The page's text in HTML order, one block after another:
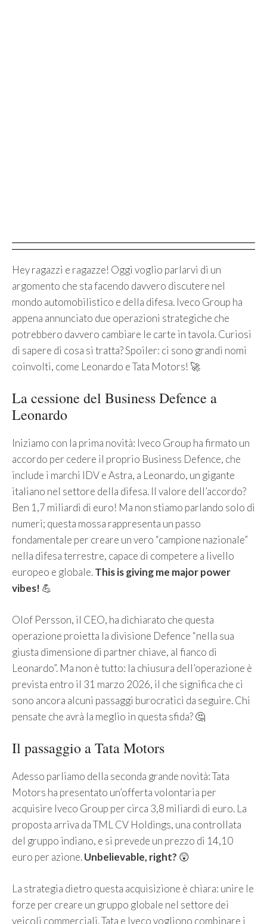
Hey ragazzi e ragazze! Oggi voglio parlarvi di un
argomento che sta facendo davvero discutere nel
mondo automobilistico e della difesa. Iveco Group ha
appena annunciato due operazioni strategiche che
potrebbero davvero cambiare le carte in tavola. Curiosi
di sapere di cosa si tratta? Spoiler: ci sono grandi nomi
coinvolti, come Leonardo e Tata Motors! 🚀
La cessione del Business Defence a
Leonardo
Iniziamo con la prima novità: Iveco Group ha firmato un
accordo per cedere il proprio Business Defence, che
include i marchi IDV e Astra, a Leonardo, un gigante
italiano nel settore della difesa. Il valore dell’accordo?
Ben 1,7 miliardi di euro! Ma non stiamo parlando solo di
numeri; questa mossa rappresenta un passo
fondamentale per creare un vero “campione nazionale”
nella difesa terrestre, capace di competere a livello
europeo e globale.This is giving me major power
vibes! 💪
Olof Persson, il CEO, ha dichiarato che questa
operazione proietta la divisione Defence “nella sua
giusta dimensione di partner chiave, al fianco di
Leonardo”. Ma non è tutto: la chiusura dell’operazione è
prevista entro il 31 marzo 2026, il che significa che ci
sono ancora alcuni passaggi burocratici da seguire. Chi
pensate che avrà la meglio in questa sfida? 🤔
Il passaggio a Tata Motors
Adesso parliamo della seconda grande novità: Tata
Motors ha presentato un’offerta volontaria per
acquisire Iveco Group per circa 3,8 miliardi di euro. La
proposta arriva da TML CV Holdings, una controllata
del gruppo indiano, e si prevede un prezzo di 14,10
euro per azione.Unbelievable, right? 😲
La strategia dietro questa acquisizione è chiara: unire le
forze per creare un gruppo globale nel settore dei
veicoli commerciali. Tata e Iveco vogliono combinare i